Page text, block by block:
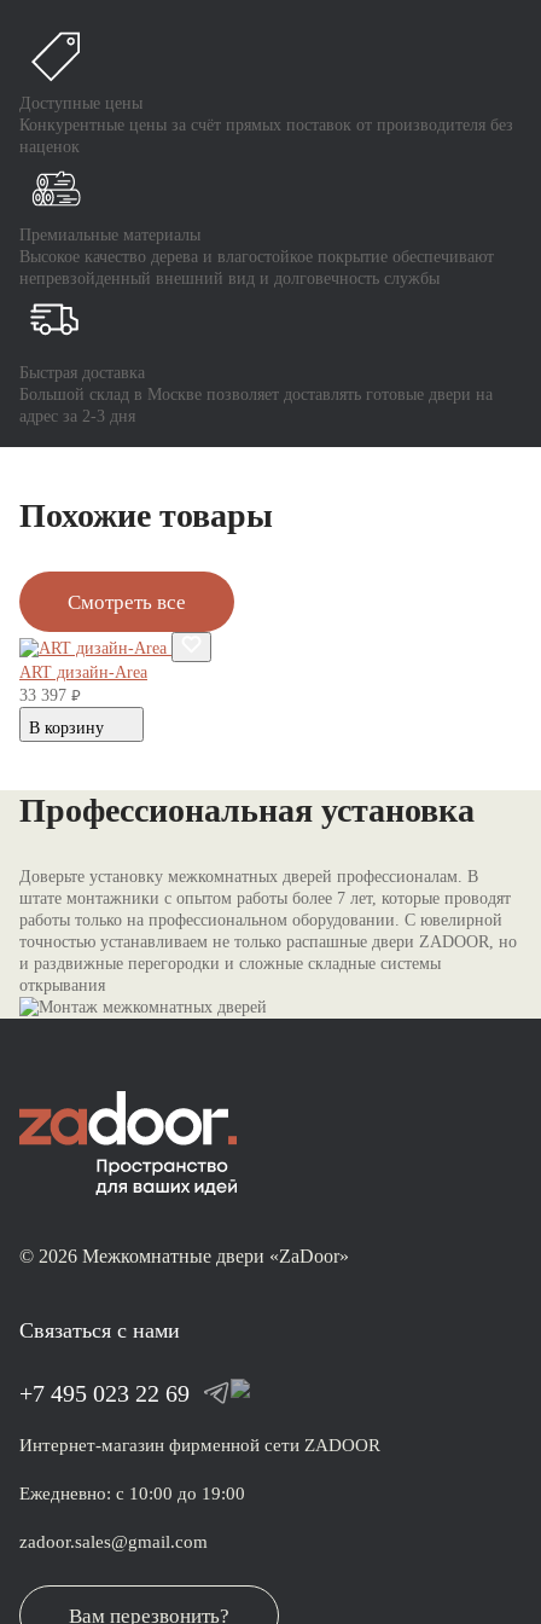
Доступные цены
Конкурентные цены за счёт прямых поставок от производителя без
наценок
Премиальные материалы
Высокое качество дерева и влагостойкое покрытие обеспечивают
непревзойденный внешний вид и долговечность службы
Быстрая доставка
Большой склад в Москве позволяет доставлять готовые двери на
адрес за 2-3 дня
Похожие товары
Смотреть все
ART дизайн-Area
33 397 руб.
В корзину
Профессиональная установка
Доверьте установку межкомнатных дверей профессионалам. В
штате монтажники с опытом работы более 7 лет, которые проводят
работы только на профессиональном оборудовании. С ювелирной
точностью устанавливаем не только распашные двери ZADOOR, но
и раздвижные перегородки и сложные складные системы
открывания
© 2026 Межкомнатные двери «ZaDoor»
Связаться с нами
+7 495 023 22 69
Интернет-магазин фирменной сети ZADOOR
Ежедневно: с 10:00 до 19:00
zadoor.sales@gmail.com
Вам перезвонить?